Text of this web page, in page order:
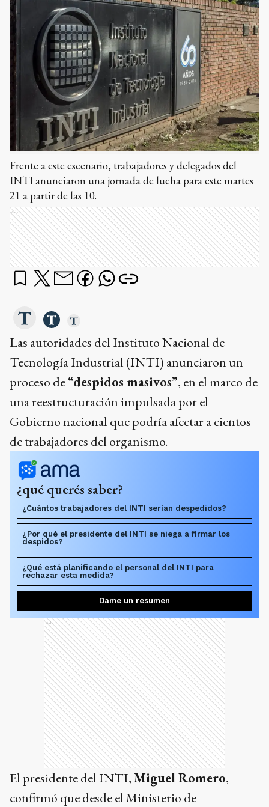
Frente a este escenario, trabajadores y delegados del
INTI anunciaron una jornada de lucha para este martes
21 a partir de las 10.
Ads
Las autoridades del Instituto Nacional de
Tecnología Industrial (INTI) anunciaron un
proceso de“despidos masivos”, en el marco de
una reestructuración impulsada por el
Gobierno nacional que podría afectar a cientos
de trabajadores del organismo.
¿qué querés saber?
¿Cuántos trabajadores del INTI serían despedidos?
¿Por qué el presidente del INTI se niega a firmar los
despidos?
¿Qué está planificando el personal del INTI para
rechazar esta medida?
Dame un resumen
Ads
El presidente del INTI,Miguel Romero,
confirmó que desde el Ministerio de